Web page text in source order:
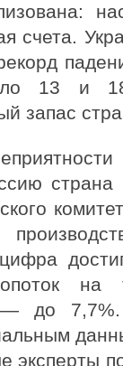
счета.
13 и 18
запас
страна
на
— до
эксперты